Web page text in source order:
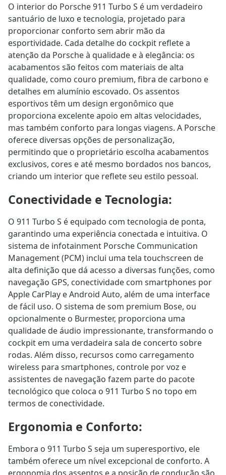
O interior do Porsche 911 Turbo S é um verdadeiro
santuário de luxo e tecnologia, projetado para
proporcionar conforto sem abrir mão da
esportividade. Cada detalhe do cockpit reflete a
atenção da Porsche à qualidade e à elegância: os
acabamentos são feitos com materiais de alta
qualidade, como couro premium, fibra de carbono e
detalhes em alumínio escovado. Os assentos
esportivos têm um design ergonômico que
proporciona excelente apoio em altas velocidades,
mas também conforto para longas viagens. A Porsche
oferece diversas opções de personalização,
permitindo que o proprietário escolha acabamentos
exclusivos, cores e até mesmo bordados nos bancos,
criando um interior que reflete seu estilo pessoal.
Conectividade e Tecnologia:
O 911 Turbo S é equipado com tecnologia de ponta,
garantindo uma experiência conectada e intuitiva. O
sistema de infotainment Porsche Communication
Management (PCM) inclui uma tela touchscreen de
alta definição que dá acesso a diversas funções, como
navegação GPS, conectividade com smartphones por
Apple CarPlay e Android Auto, além de uma interface
de fácil uso. O sistema de som premium Bose, ou
opcionalmente o Burmester, proporciona uma
qualidade de áudio impressionante, transformando o
cockpit em uma verdadeira sala de concerto sobre
rodas. Além disso, recursos como carregamento
wireless para smartphones, controle por voz e
assistentes de navegação fazem parte do pacote
tecnológico que coloca o 911 Turbo S no topo em
termos de conectividade.
Ergonomia e Conforto:
Embora o 911 Turbo S seja um superesportivo, ele
também oferece um nível excepcional de conforto. A